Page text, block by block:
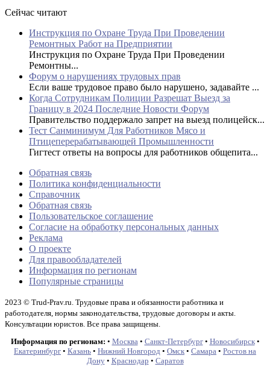
Сейчас читают
Инструкция по Охране Труда При Проведении
Ремонтных Работ на Предприятии
Инструкция по Охране Труда При Проведении
Ремонтны...
Форум о нарушениях трудовых прав
Если ваше трудовое право было нарушено, задавайте ...
Когда Сотрудникам Полиции Разрешат Выезд за
Границу в 2024 Последние Новости Форум
Правительство поддержало запрет на выезд полицейск...
Тест Санминимум Для Работников Мясо и
Птицеперерабатывающей Промышленности
Гигтест ответы на вопросы для работников общепита...
Обратная связь
Политика конфиденциальности
Справочник
Обратная связь
Пользовательское соглашение
Согласие на обработку персональных данных
Реклама
О проекте
Для правообладателей
Информация по регионам
Популярные страницы
2023 © Trud-Prav.ru. Трудовые права и обязанности работника и
работодателя, нормы законодательства, трудовые договоры и акты.
Консультации юристов. Все права защищены.
Информация по регионам: • Москва• Санкт-Петербург• Новосибирск•
Екатеринбург • Казань • Нижний Новгород • Омск • Самара • Ростов на
Дону• Краснодар • Саратов